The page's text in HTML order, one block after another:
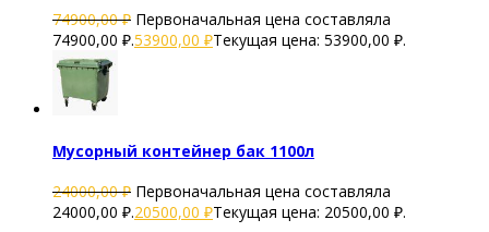
74900,00₽ Первоначальная цена составляла
74900,00 ₽.53900,00 ₽Текущая цена: 53900,00 ₽.
Мусорный контейнер бак 1100л
24000,00₽ Первоначальная цена составляла
24000,00 ₽.20500,00 ₽Текущая цена: 20500,00 ₽.